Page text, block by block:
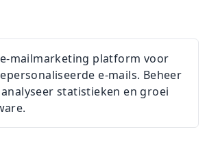
mailmarketing platform voor
e-mails. Beheer
statistieken en groei